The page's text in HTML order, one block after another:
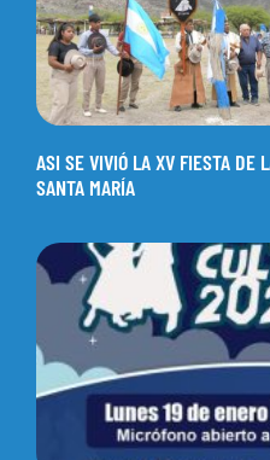
ASI SE VIVIÓ LA XV FIESTA DE
SANTA MARÍA